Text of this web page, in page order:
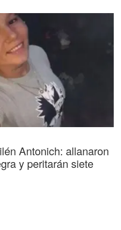
Antonich: allanaron
y peritarán siete